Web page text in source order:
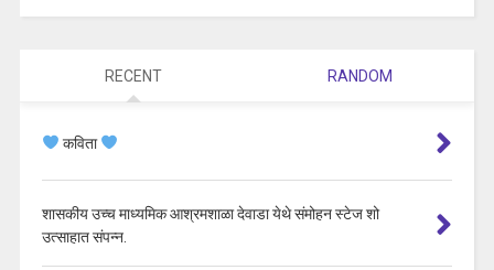
RECENT RANDOM
कविता
शासकीय उच्च माध्यमिक आश्रमशाळा देवाडा येथे संमोहन स्टेज शो
उत्साहात संपन्न.